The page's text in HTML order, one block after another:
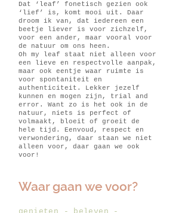
Dat ‘leaf’ fonetisch gezien ook
‘lief’ is, komt mooi uit. Daar
droom ik van, dat iedereen een
beetje liever is voor zichzelf,
voor een ander, maar vooral voor
de natuur om ons heen.
Oh my leaf staat niet alleen voor
een lieve en respectvolle aanpak,
maar ook eentje waar ruimte is
voor spontaniteit en
authenticiteit. Lekker jezelf
kunnen en mogen zijn, trial and
error. Want zo is het ook in de
natuur, niets is perfect of
volmaakt, bloeit of groeit de
hele tijd. Eenvoud, respect en
verwondering, daar staan we niet
alleen voor, daar gaan we ook
voor!
Waar gaan we voor?